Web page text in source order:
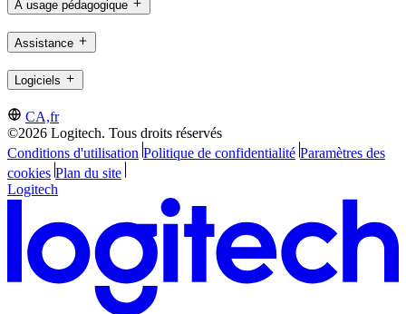
À usage pédagogique
Assistance
Logiciels
CA,fr
©2026 Logitech. Tous droits réservés
Conditions d'utilisation Politique de confidentialité Paramètres des
cookies Plan du site
Logitech